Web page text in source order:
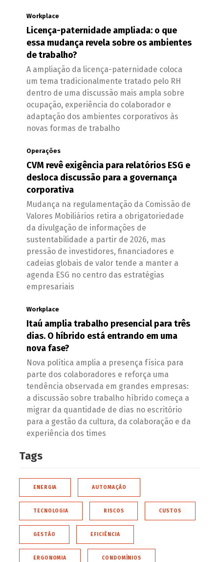
Workplace
Licença-paternidade ampliada: o que
essa mudança revela sobre os ambientes
de trabalho?
A ampliação da licença-paternidade coloca
um tema tradicionalmente tratado pelo RH
dentro de uma discussão mais ampla sobre
ocupação, experiência do colaborador e
adaptação dos ambientes corporativos às
novas formas de trabalho
Operações
CVM revê exigência para relatórios ESG e
desloca discussão para a governança
corporativa
Mudança na regulamentação da Comissão de
Valores Mobiliários retira a obrigatoriedade
da divulgação de informações de
sustentabilidade a partir de 2026, mas
pressão de investidores, financiadores e
cadeias globais de valor tende a manter a
agenda ESG no centro das estratégias
empresariais
Workplace
Itaú amplia trabalho presencial para três
dias. O híbrido está entrando em uma
nova fase?
Nova política amplia a presença física para
parte dos colaboradores e reforça uma
tendência observada em grandes empresas:
a discussão sobre trabalho híbrido começa a
migrar da quantidade de dias no escritório
para a gestão da cultura, da colaboração e da
experiência dos times
Tags
ENERGIA AUTOMAÇÃO
TECNOLOGIA RISCOS CUSTOS
GESTÃO EFICIÊNCIA
ERGONOMIA CONDOMÍNIOS